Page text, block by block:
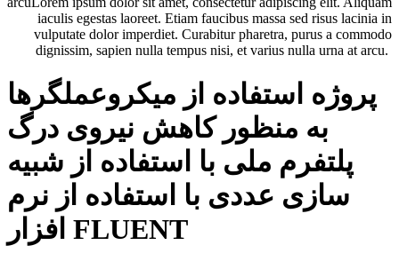
iaculis egestas laoreet. Etiam faucibus massa sed risus lacinia in
vulputate dolor imperdiet. Curabitur pharetra, purus a commodo
dignissim, sapien nulla tempus nisi, et varius nulla urna at arcu.
پروژه استفاده از میکروعملگرها
به منظور کاهش نیروی درگ
پلتفرم ملی با استفاده از شبیه
سازی عددی با استفاده از نرم
افزار FLUENT